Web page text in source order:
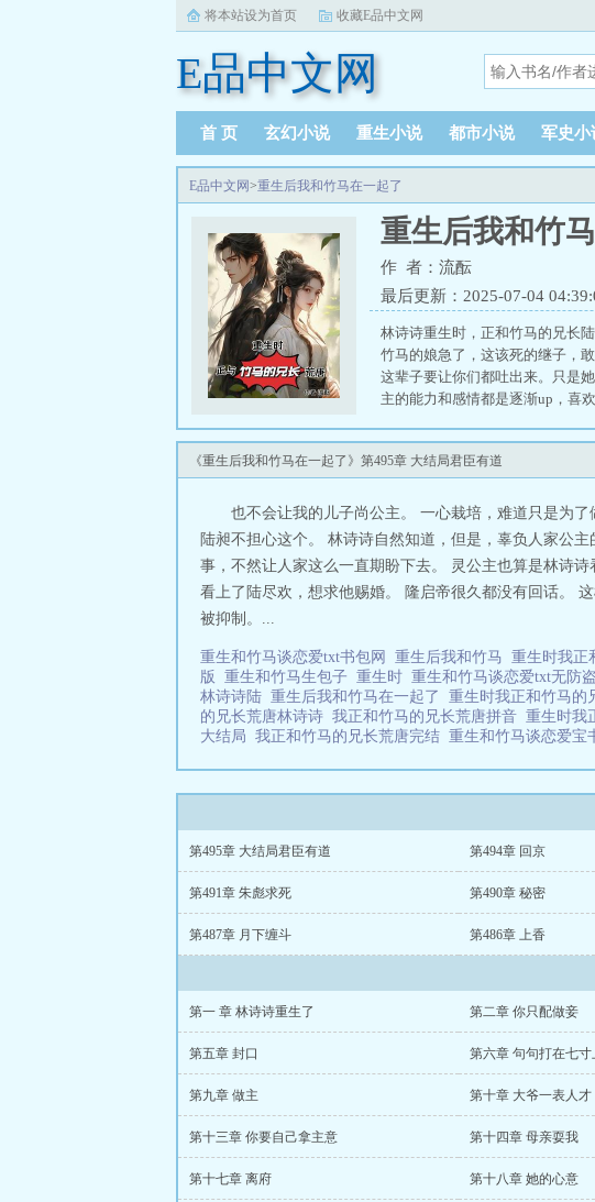
将本站设为首页 收藏E品中文网
E品中文网
首 页 玄幻小说 重生小说 都市小说 军史小
E品中文网>重生后我和竹马在一起了
重生后我和竹
作 者：流酝
最后更新：2025-07-04
林诗诗重生时，正和竹马的兄长
竹马的娘急了，这该死的继子，
这辈子要让你们都吐出来。只是
主的能力和感情都是逐渐up，喜
《重生后我和竹马在一起了》第495章 大结局君臣有道
也不会让我的儿子尚公主。 一心栽培，难道只是为
陆昶不担心这个。 林诗诗自然知道，但是，辜负人家公
事，不然让人家这么一直期盼下去。 灵公主也算是林诗
看上了陆尽欢，想求他赐婚。 隆启帝很久都没有回话。
被抑制。...
重生和竹马谈恋爱txt书包网 重生后我和竹马 重生时我正
版 重生和竹马生包子 重生时 重生和竹马谈恋爱txt无防
林诗诗陆 重生后我和竹马在一起了 重生时我正和竹马的
的兄长荒唐林诗诗 我正和竹马的兄长荒唐拼音 重生时我
大结局 我正和竹马的兄长荒唐完结 重生和竹马谈恋爱宝
第495章 大结局君臣有道 第494章 回京
第491章 朱彪求死 第490章 秘密
第487章 月下缠斗 第486章 上香
第一 章 林诗诗重生了 第二章 你只配做妾
第五章 封口 第六章 句句打在七寸
第九章 做主 第十章 大爷一表人才
第十三章 你要自己拿主意 第十四章 母亲耍我
第十七章 离府 第十八章 她的心意